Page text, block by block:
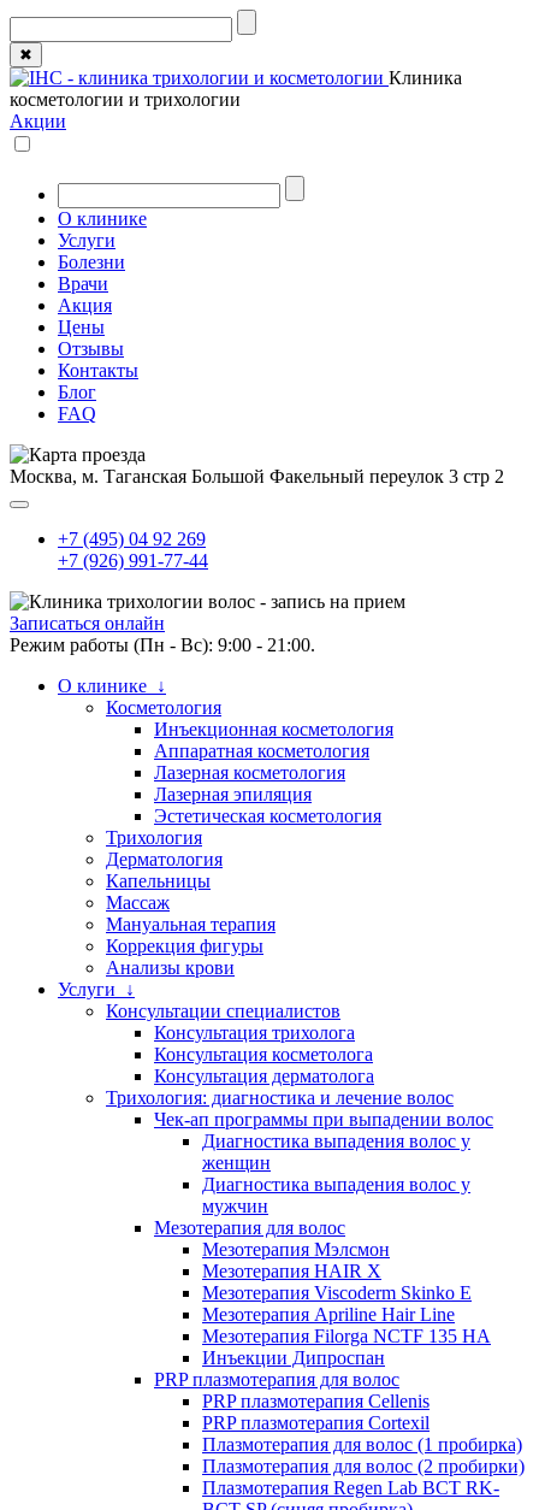
✖
Клиника
косметологии и трихологии
Акции
О клинике
Услуги
Болезни
Врачи
Акция
Цены
Отзывы
Контакты
Блог
FAQ
Москва, м. Таганская Большой Факельный переулок 3 стр 2
+7 (495) 04 92 269
+7 (926) 991-77-44
Записаться онлайн
Режим работы (Пн - Вс): 9:00 - 21:00.
О клинике ↓
Косметология
Инъекционная косметология
Аппаратная косметология
Лазерная косметология
Лазерная эпиляция
Эстетическая косметология
Трихология
Дерматология
Капельницы
Массаж
Мануальная терапия
Коррекция фигуры
Анализы крови
Услуги ↓
Консультации специалистов
Консультация трихолога
Консультация косметолога
Консультация дерматолога
Трихология: диагностика и лечение волос
Чек-ап программы при выпадении волос
Диагностика выпадения волос у
женщин
Диагностика выпадения волос у
мужчин
Мезотерапия для волос
Мезотерапия Мэлсмон
Мезотерапия HAIR X
Мезотерапия Viscoderm Skinko E
Мезотерапия Apriline Hair Line
Мезотерапия Filorga NCTF 135 HA
Инъекции Дипроспан
PRP плазмотерапия для волос
PRP плазмотерапия Cellenis
PRP плазмотерапия Cortexil
Плазмотерапия для волос (1 пробирка)
Плазмотерапия для волос (2 пробирки)
Плазмотерапия Regen Lab BCT RK-